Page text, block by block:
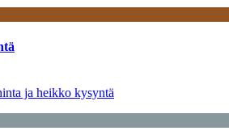
ja heikko kysyntä